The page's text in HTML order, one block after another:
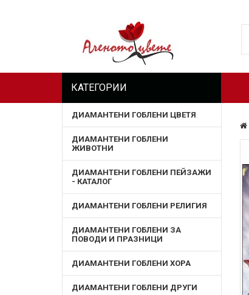
КАТЕГОРИИ
ДИАМАНТЕНИ ГОБЛЕНИ ЦВЕТЯ
ДИАМАНТЕНИ ГОБЛЕНИ
ЖИВОТНИ
ДИАМАНТЕНИ ГОБЛЕНИ ПЕЙЗАЖИ
- КАТАЛОГ
ДИАМАНТЕНИ ГОБЛЕНИ РЕЛИГИЯ
ДИАМАНТЕНИ ГОБЛЕНИ ЗА
ПОВОДИ И ПРАЗНИЦИ
ДИАМАНТЕНИ ГОБЛЕНИ ХОРА
ДИАМАНТЕНИ ГОБЛЕНИ ДРУГИ